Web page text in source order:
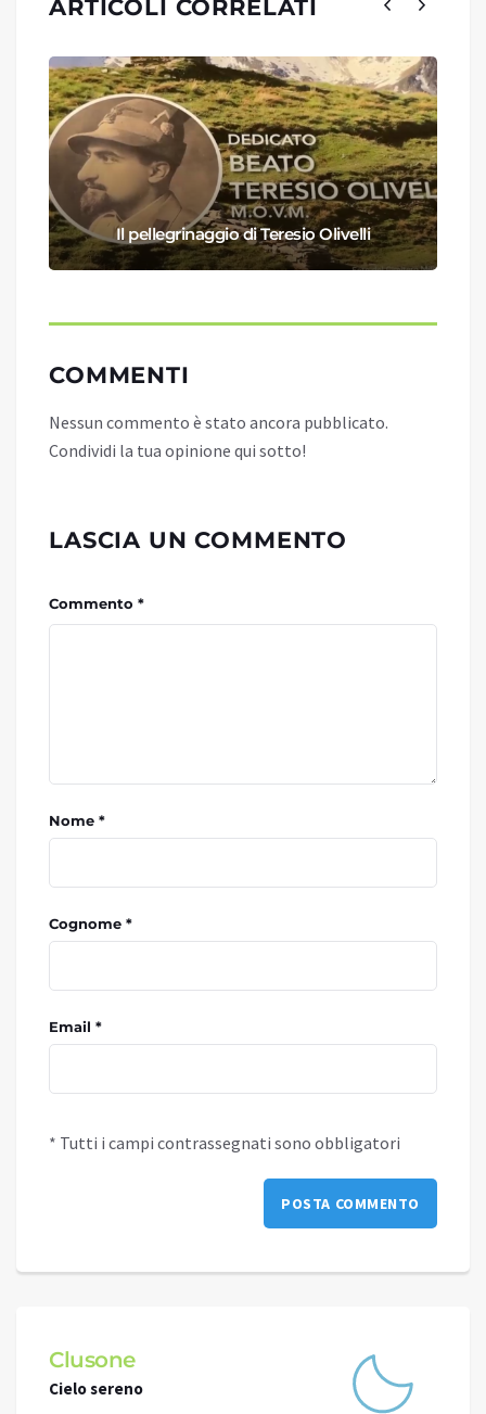
ARTICOLI CORRELATI
Il pellegrinaggio di Teresio Olivelli
COMMENTI
Nessun commento è stato ancora pubblicato.
Condividi la tua opinione qui sotto!
LASCIA UN COMMENTO
Commento *
Nome *
Cognome *
Email *
* Tutti i campi contrassegnati sono obbligatori
Clusone
Cielo sereno